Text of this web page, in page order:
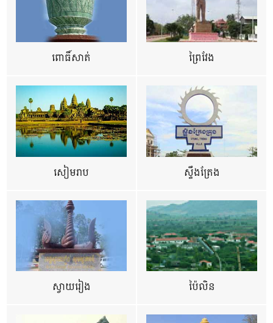
ពោធិ៍សាត់ ព្រៃវែង
សៀមរាប ស្ទឹងត្រែង
ស្វាយរៀង ប៉ៃលិន